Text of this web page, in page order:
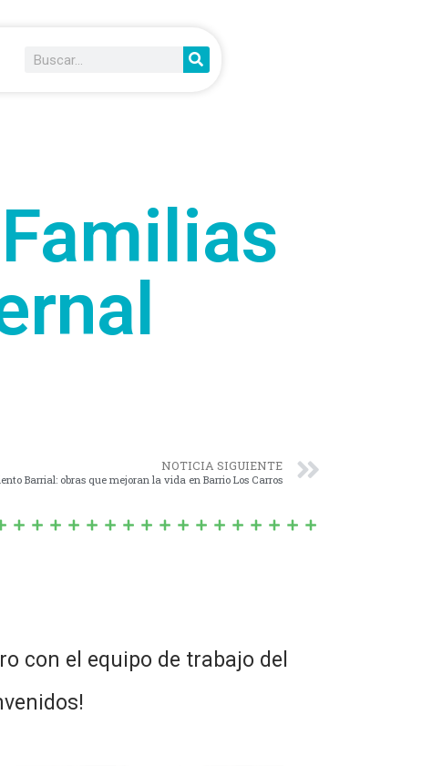
NOTICIA SIGUIENTE
Barrial: obras que mejoran la vida en Barrio Los Carros
con el equipo de trabajo del